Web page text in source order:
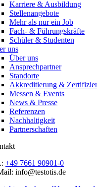
Karriere & Ausbildung
Stellenangebote
Mehr als nur ein Job
Fach- & Führungskräfte
Schüler & Studenten
uns
Über uns
Ansprechpartner
Standorte
Akkreditierung &
Messen & Events
News & Presse
Referenzen
Nachhaltigkeit
Partnerschaften
+49 7661 90901-0
info@testotis.de